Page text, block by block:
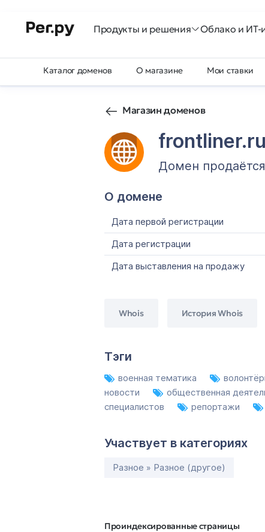
Продукты и решения Облако и ИТ-
Каталог доменов О магазине Мои ставки
Магазин доменов
frontliner.ru
Домен продаётся
О домене
Дата первой регистрации
Дата регистрации
Дата выставления на продажу
Whois История Whois
Тэги
военная тематика
новости
общественная
специалистов
репортажи
Участвует в категориях
Разное » Разное (другое)
Проиндексированные страницы